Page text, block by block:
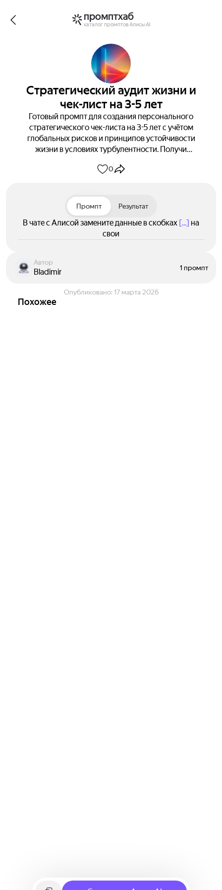
промптхаб
каталог промптов Алисы AI
Стратегический аудит жизни и
чек-лист на 3-5 лет
Готовый промпт для создания персонального
стратегического чек-листа на 3-5 лет с учётом
глобальных рисков и принципов устойчивости
жизни в условиях турбулентности. Получи
рекомендации по ключевым аспектам жизни.
0
Промпт Результат
В чате с Алисой замените данные в скобках [...] на
свои
Автор
Bladimir 1 промпт
Опубликовано: 17 марта 2026
Похожее